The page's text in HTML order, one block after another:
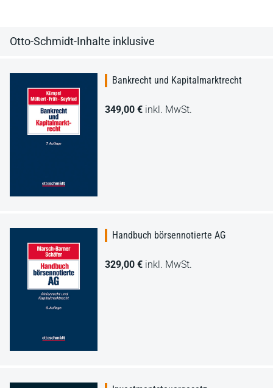
Otto-Schmidt-Inhalte inklusive
Bankrecht und Kapitalmarktrecht
349,00 € inkl. MwSt.
Handbuch börsennotierte AG
329,00 € inkl. MwSt.